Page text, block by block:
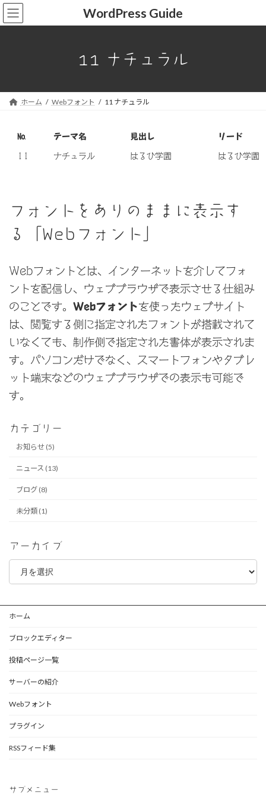
コ
ン
ナ
ビ
WordPress Guide
11 ナチュラル
ホーム Webフォント 11 ナチュラル
№ テーマ名 見出し リード
11 ナチュラル はるひ学園 はるひ学園
フォントをありのままに表示す
る「Webフォント」
Webフォントとは、インターネットを介してフォ
ントを配信し、ウェブブラウザで表示させる仕組み
のことです。 Webフォントを使ったウェブサイト
は、閲覧する側に指定されたフォントが搭載されて
いなくても、制作側で指定された書体が表示されま
す。パソコンだけでなく、スマートフォンやタブレ
ット端末などのウェブブラウザでの表示も可能で
す。
カテゴリー
お知らせ (5)
ニュース (13)
ブログ (8)
未分類 (1)
アーカイブ
ア
カ
ブ
ホーム
ブロックエディター
投稿ページ一覧
サーバーの紹介
Webフォント
プラグイン
RSSフィード集
サブメニュー